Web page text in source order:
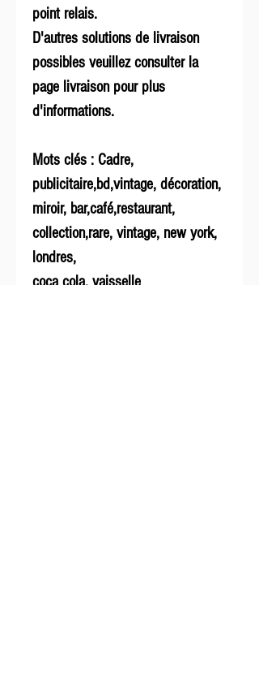
point relais.
D'autres solutions de livraison
possibles veuillez consulter la
page livraison pour plus
d'informations.
Mots clés : Cadre,
publicitaire,bd,vintage, décoration,
miroir, bar,café,restaurant,
collection,rare, vintage, new york,
londres,
coca cola, vaisselle